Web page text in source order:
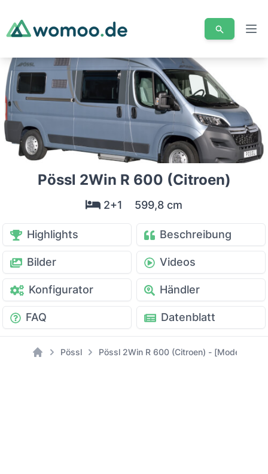
Pössl 2Win R 600 (Citroen)
2+1 599,8 cm
Highlights Beschreibung
Bilder Videos
Konfigurator Händler
FAQ Datenblatt
Pössl Pössl 2Win R 600 (Citroen) - [Modell: